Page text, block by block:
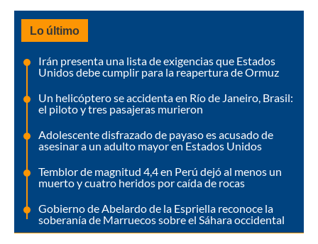
Lo último
Irán presenta una lista de exigencias que Estados
Unidos debe cumplir para la reapertura de Ormuz
Un helicóptero se accidenta en Río de Janeiro, Brasil:
el piloto y tres pasajeras murieron
Adolescente disfrazado de payaso es acusado de
asesinar a un adulto mayor en Estados Unidos
Temblor de magnitud 4,4 en Perú dejó al menos un
muerto y cuatro heridos por caída de rocas
Gobierno de Abelardo de la Espriella reconoce la
soberanía de Marruecos sobre el Sáhara occidental